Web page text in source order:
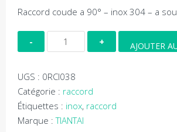
Raccord coude a 90° – inox 304 – a
quantité
de
coude
90
-
a
AJOUTER
UGS : 0RCI038
Catégorie : raccord
Étiquettes : inox, raccord
Marque :TIANTAI